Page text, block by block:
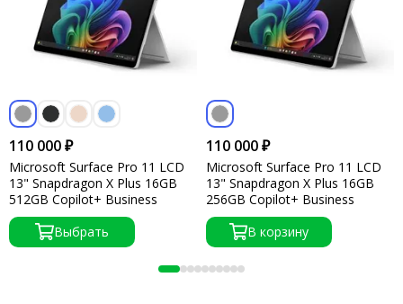
110 000 ₽
Microsoft Surface Pro 11 LCD
13" Snapdragon X Plus 16GB
512GB Copilot+ Business
Выбрать
110 000 ₽
Microsoft Surface Pro 11 LCD
13" Snapdragon X Plus 16GB
256GB Copilot+ Business
В корзину